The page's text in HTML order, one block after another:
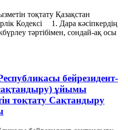
тоқтату Қазақстан
Кодексі 1. Дара кәсiпкердiң
тәртiбiмен, сондай-ақ осы
бейрезидент-
ұйымы
тоқтату Сақтандыру